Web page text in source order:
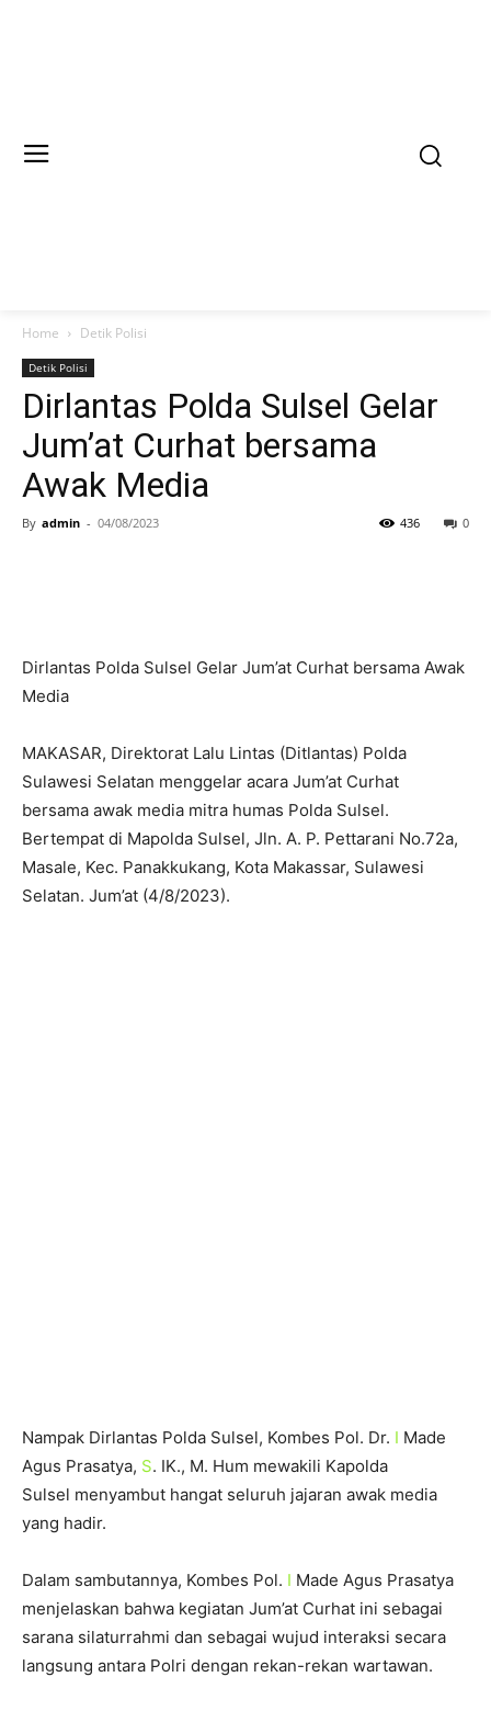
Home Detik Polisi
Detik Polisi
Dirlantas Polda Sulsel Gelar
Jum’at Curhat bersama
Awak Media
By admin - 04/08/2023 0
436
Dirlantas Polda Sulsel Gelar Jum’at Curhat bersama Awak
Media
MAKASAR, Direktorat Lalu Lintas (Ditlantas) Polda
Sulawesi Selatan menggelar acara Jum’at Curhat
bersama awak media mitra humas Polda Sulsel.
Bertempat di Mapolda Sulsel, Jln. A. P. Pettarani No.72a,
Masale, Kec. Panakkukang, Kota Makassar, Sulawesi
Selatan. Jum’at (4/8/2023).
Nampak Dirlantas Polda Sulsel, Kombes Pol. Dr. I Made
Agus Prasatya, S. IK., M. Hum mewakili Kapolda
Sulsel menyambut hangat seluruh jajaran awak media
yang hadir.
Dalam sambutannya, Kombes Pol. I Made Agus Prasatya
menjelaskan bahwa kegiatan Jum’at Curhat ini sebagai
sarana silaturrahmi dan sebagai wujud interaksi secara
langsung antara Polri dengan rekan-rekan wartawan.